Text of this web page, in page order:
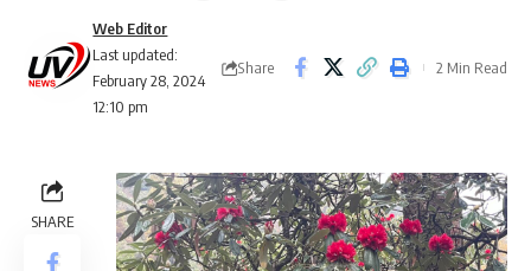
Last updated:
February 28, 2024
12:10 pm
Web Editor
Share 2 Min Read
SHARE